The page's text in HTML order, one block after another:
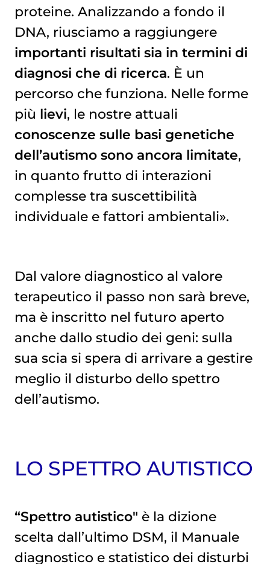
proteine. Analizzando a fondo il
DNA, riusciamo a raggiungere
importanti risultati sia in termini di
diagnosi che di ricerca. È un
percorso che funziona. Nelle forme
più lievi, le nostre attuali
conoscenze sulle basi genetiche
dell’autismo sono ancora limitate,
in quanto frutto di interazioni
complesse tra suscettibilità
individuale e fattori ambientali».
Dal valore diagnostico al valore
terapeutico il passo non sarà breve,
ma è inscritto nel futuro aperto
anche dallo studio dei geni: sulla
sua scia si spera di arrivare a gestire
meglio il disturbo dello spettro
dell’autismo.
LO SPETTRO AUTISTICO
“Spettro autistico" è la dizione
scelta dall’ultimo DSM, il Manuale
diagnostico e statistico dei disturbi